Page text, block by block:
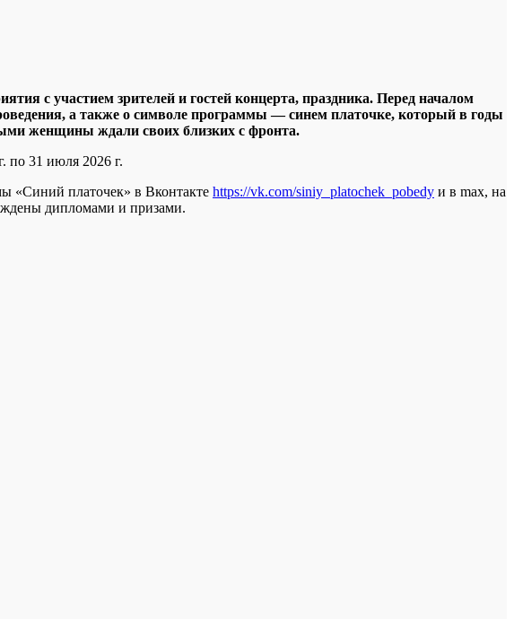
с участием зрителей и гостей концерта, праздника. Перед началом
а также о символе программы — синем платочке, который в годы
женщины ждали своих близких с фронта.
по 31 июля 2026 г.
«Синий платочек» в Вконтакте https://vk.com/siniy_platochek_pobedy и в max, на
дипломами и призами.